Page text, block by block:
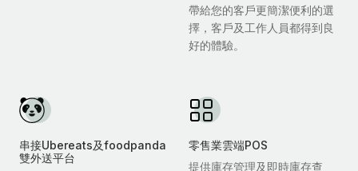
帶給您的客戶更簡潔便利的選
擇，客戶及工作人員都得到良
好的體驗。
串接Ubereats及foodpanda
雙外送平台
零售業雲端POS
提供庫存管理及即時庫存查